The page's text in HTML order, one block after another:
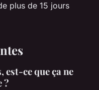
plus de 15 jours
est-ce que ça ne
?